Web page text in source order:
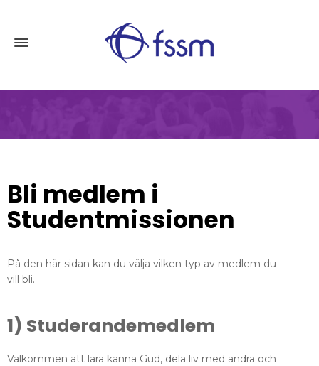
Bli medlem i
Studentmissionen
På den här sidan kan du välja vilken typ av medlem du
vill bli.
1) Studerandemedlem
Välkommen att lära känna Gud, dela liv med andra och